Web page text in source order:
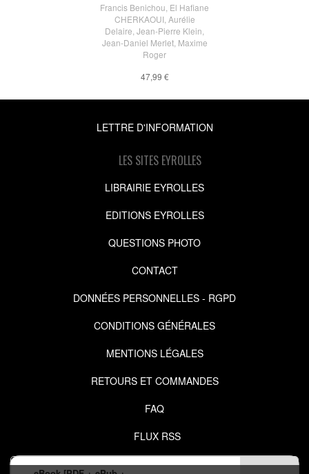
Francis Benichou El Haﬁane
CHERKAOUI, Aurélie
Delaire Jean-Pierre Klein
Jean-Daniel Merlet, Maxime
Roger
47,99 €
LETTRE D'INFORMATION
LES SITES EYROLLES
LIBRAIRIE EYROLLES
EDITIONS EYROLLES
QUESTIONS PHOTO
CONTACT
DONNÉES PERSONNELLES - RGPD
CONDITIONS GÉNÉRALES
MENTIONS LÉGALES
RETOURS ET COMMANDES
FAQ
FLUX RSS